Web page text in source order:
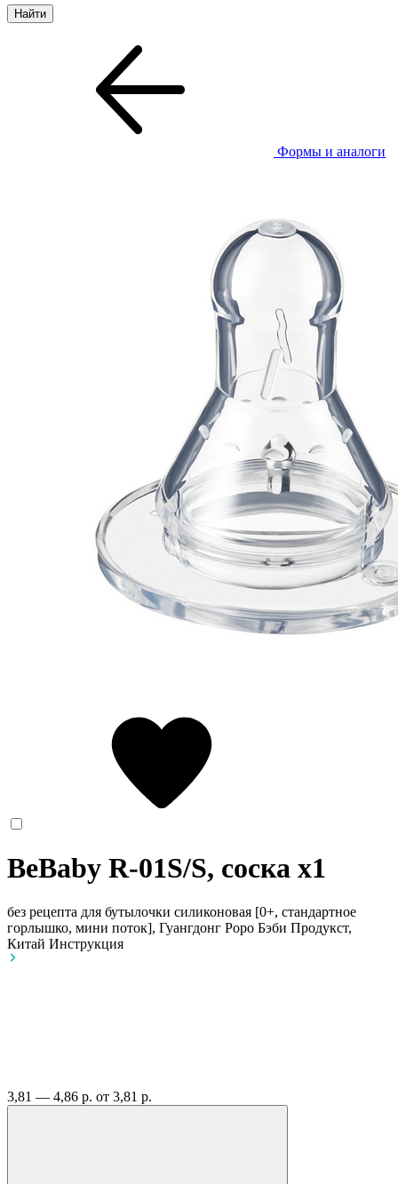
Формы и аналоги
BeBaby R-01S/S, соска x1
без рецепта для бутылочки силиконовая [0+, стандартное
горлышко, мини поток], Гуангдонг Роро Бэби Продукст,
Китай Инструкция
3,81 — 4,86 р. от 3,81 р.